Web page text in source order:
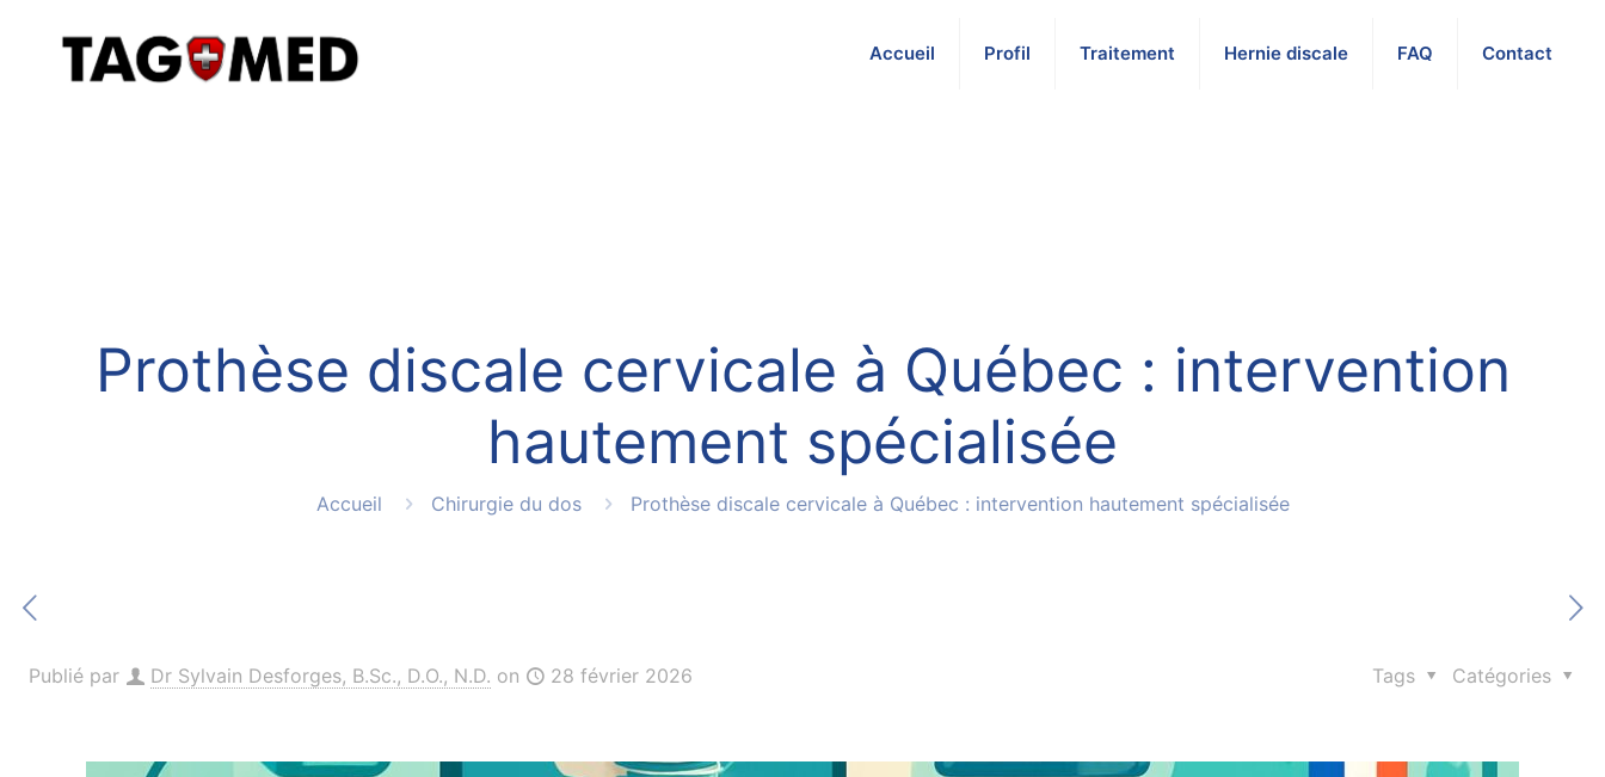
Accueil Profil Traitement Hernie discale FAQ Contact
Prothèse discale cervicale à Québec : intervention
hautement spécialisée
Accueil Chirurgie du dos Prothèse discale cervicale à Québec : intervention hautement spécialisée
Publié par Dr Sylvain Desforges, B.Sc., D.O., N.D. on 28 février 2026 Catégories
Tags